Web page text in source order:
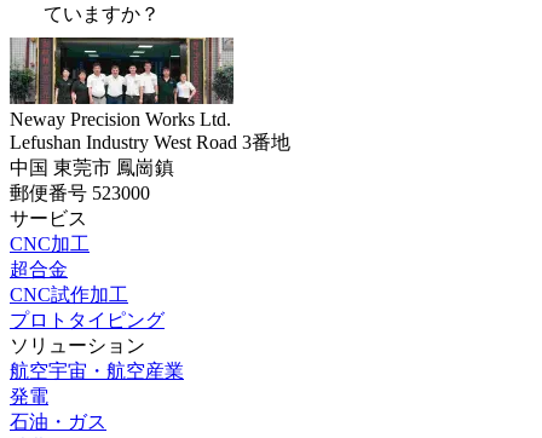
ていますか？
Neway Precision Works Ltd.
Lefushan Industry West Road 3番地
中国 東莞市 鳳崗鎮
郵便番号 523000
サービス
CNC加工
超合金
CNC試作加工
プロトタイピング
ソリューション
航空宇宙・航空産業
発電
石油・ガス